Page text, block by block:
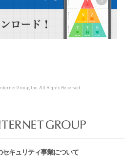
Group, Inc. All Rights Reserved.
キュリティ事業について